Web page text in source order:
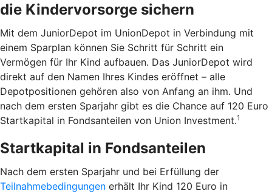
die Kindervorsorge sichern
Mit dem JuniorDepot im UnionDepot in Verbindung mit
einem Sparplan können Sie Schritt für Schritt ein
Vermögen für Ihr Kind aufbauen. Das JuniorDepot wird
direkt auf den Namen Ihres Kindes eröffnet – alle
Depotpositionen gehören also von Anfang an ihm. Und
nach dem ersten Sparjahr gibt es die Chance auf 120 Euro
Startkapital in Fondsanteilen von Union Investment.1
Startkapital in Fondsanteilen
Nach dem ersten Sparjahr und bei Erfüllung der
Teilnahmebedingungen erhält Ihr Kind 120 Euro in